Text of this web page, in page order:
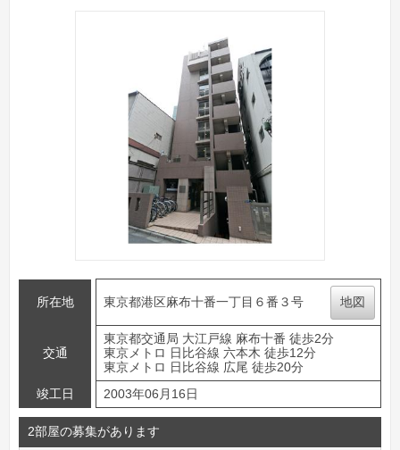
所在地 東京都港区麻布十番一丁目６番３号 地図
交通
東京都交通局 大江戸線 麻布十番 徒歩2分
東京メトロ 日比谷線 六本木 徒歩12分
東京メトロ 日比谷線 広尾 徒歩20分
竣工日
2003年06月16日
2部屋の募集があります